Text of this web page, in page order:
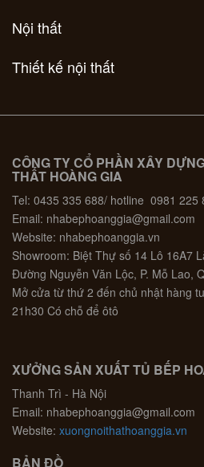
Nội thất
Thiết kế nội thất
CÔNG TY CỔ PHẦN XÂY
THẤT HOÀNG GIA
Tel: 0435 335 688/ hotline 0981 225
Email: nhabephoanggia@gmail.com
Website: nhabephoanggia.vn
Showroom: Biệt Thự số 14 Lô 16A7
Đường Nguyễn Văn Lộc, P. Mỗ Lao,
Mở cửa từ thứ 2 đến chủ nhật hàng
21h30 Có chỗ để ôtô
XƯỞNG SẢN XUẤT TỦ BẾP
Thanh Trì - Hà Nội
Email: nhabephoanggia@gmail.com
Website: xuongnoithathoanggia.vn
BẢN ĐỒ